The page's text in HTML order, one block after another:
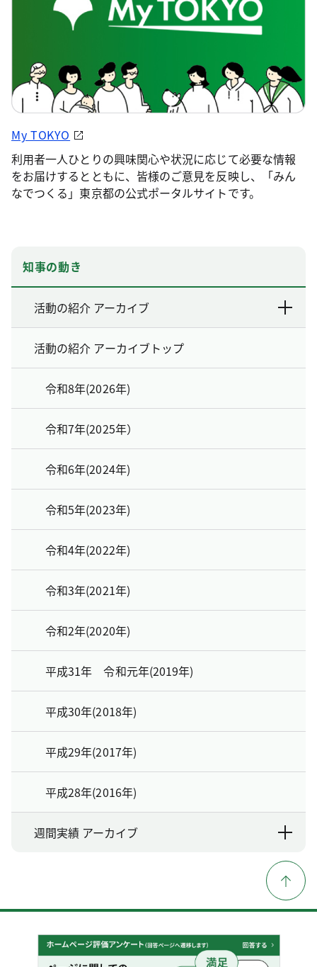
My TOKYO
利用者一人ひとりの興味関心や状況に応じて必要な情報
をお届けするとともに、皆様のご意見を反映し、「みん
なでつくる」東京都の公式ポータルサイトです。
知事の動き
活動の紹介 アーカイブ
活動の紹介 アーカイブトップ
令和8年(2026年)
令和7年(2025年）
令和6年(2024年)
令和5年(2023年)
令和4年(2022年)
令和3年(2021年)
令和2年(2020年)
平成31年 令和元年(2019年)
平成30年(2018年)
平成29年(2017年)
平成28年(2016年)
週間実績 アーカイブ